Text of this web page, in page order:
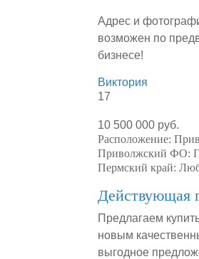
Адрес и
возможен по
бизнесе!
Виктория
17
10 500 000 руб.
Расположение:
Приволжский ФО:
Пермский край:
Действующая
Предлагаем
новым
выгодное